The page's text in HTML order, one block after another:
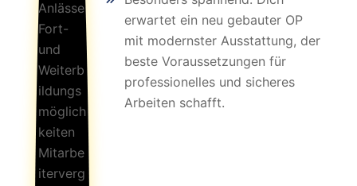
erwartet ein neu gebauter OP
mit modernster Ausstattung, der
beste Voraussetzungen für
professionelles und sicheres
Arbeiten schafft.